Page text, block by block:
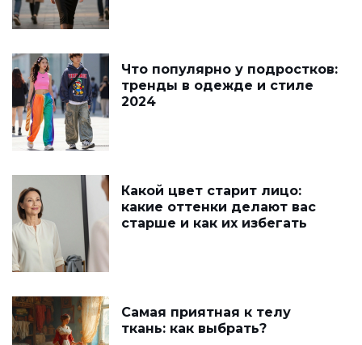
Что популярно у подростков:
тренды в одежде и стиле
2024
Какой цвет старит лицо:
какие оттенки делают вас
старше и как их избегать
Самая приятная к телу
ткань: как выбрать?